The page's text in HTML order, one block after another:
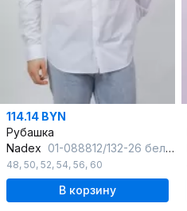
114.14 BYN
Рубашка
Nadex 01-088812/132-26 белый
48, 50, 52, 54, 56, 60
В корзину